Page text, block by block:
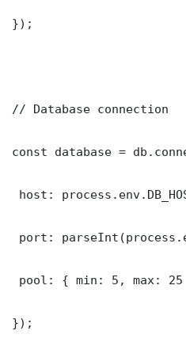
});
// Database connection
const database =
host:
port:
pool: { min: 5, max:
});